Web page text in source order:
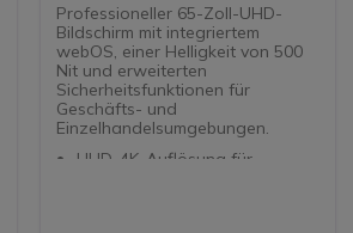
Professioneller 65-Zoll-UHD-
Bildschirm mit integriertem
webOS, einer Helligkeit von 500
Nit und erweiterten
Sicherheitsfunktionen für
Geschäfts- und
Einzelhandelsumgebungen.
UHD-4K-Auflösung für